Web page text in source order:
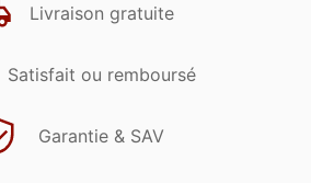
Livraison gratuite
Satisfait ou remboursé
Garantie & SAV